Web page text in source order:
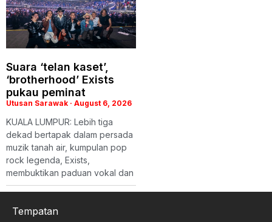
Suara ‘telan kaset’,
‘brotherhood’ Exists
pukau peminat
Utusan Sarawak August 6, 2026
KUALA LUMPUR: Lebih tiga
dekad bertapak dalam persada
muzik tanah air, kumpulan pop
rock legenda, Exists,
membuktikan paduan vokal dan
Tempatan